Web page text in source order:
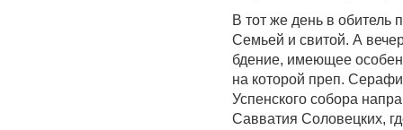
В тот же день в обитель
Семьей и свитой. А
бдение, имеющее
на которой преп.
Успенского собора
Савватия Соловецких,